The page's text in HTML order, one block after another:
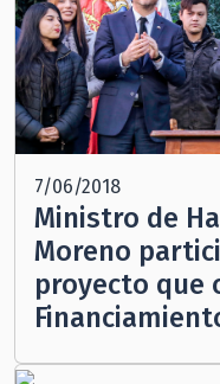
7/06/2018
Ministro de
Moreno
proyecto que